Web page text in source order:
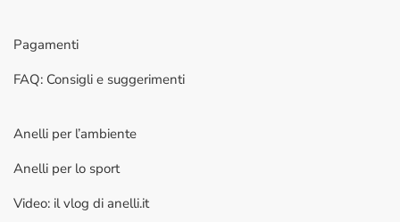
Pagamenti
FAQ: Consigli e suggerimenti
Anelli per l’ambiente
Anelli per lo sport
Video: il vlog di anelli.it